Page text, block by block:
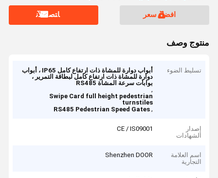
افضل سعر ﺎﺘﺼﻟ ﺍﻶﻧ
منتوج وصف
تسليط الضوء
أبواب دوارة للمشاة ذات ارتفاع كامل IP65 ، أبواب
دوارة للمشاة ذات ارتفاع كامل لبطاقة التمرير ،
بوابات سرعة المشاة RS485
,
Swipe Card full height pedestrian
turnstiles
,
RS485 Pedestrian Speed Gates
إصدار
الشهادات
CE / IS09001
اسم العلامة
التجارية
Shenzhen DOOR